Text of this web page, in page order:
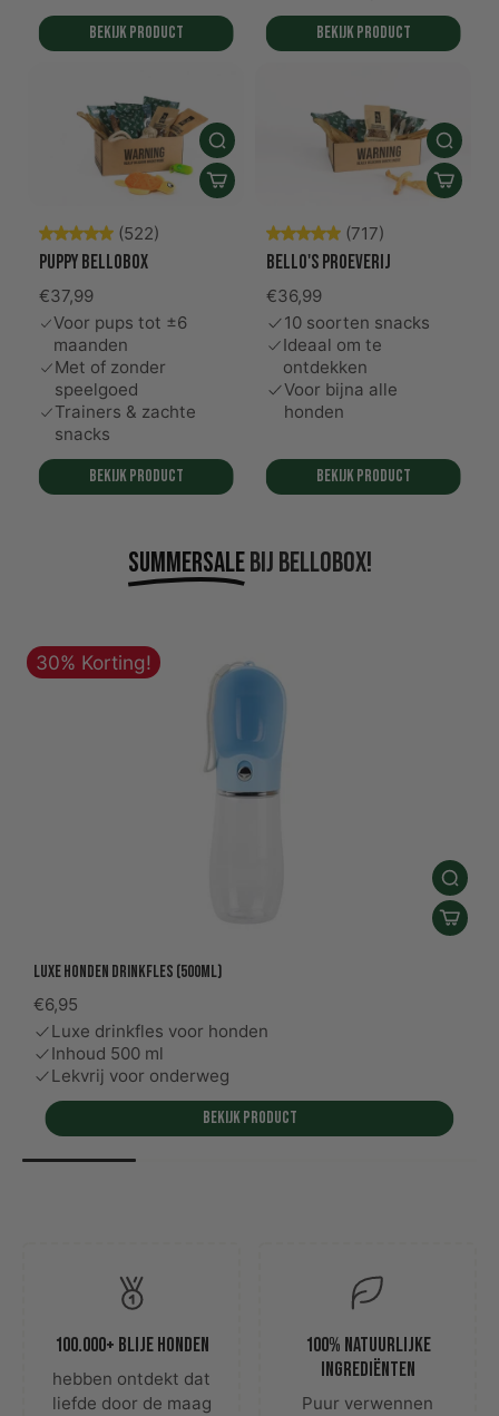
Bekijk product
Bekijk product
(522)
Puppy Bellobox
€37,99
Voor pups tot ±6
maanden
Met of zonder
speelgoed
Trainers & zachte
snacks
Bekijk product
(717)
Bello's proeverij
€36,99
10 soorten snacks
Ideaal om te
ontdekken
Voor bijna alle
honden
Bekijk product
SummersaleBij bellobox!
30% Korting!
Luxe Honden Drinkfles (500ml)
€6,95
Luxe drinkfles voor honden
Inhoud 500 ml
Lekvrij voor onderweg
Bekijk product
100.000+ blije honden
hebben ontdekt dat
liefde door de maag
100% natuurlijke
ingrediënten
Puur verwennen